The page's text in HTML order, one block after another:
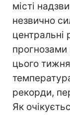
місті
незвично
прогнозами
цього
рекорди,
Як